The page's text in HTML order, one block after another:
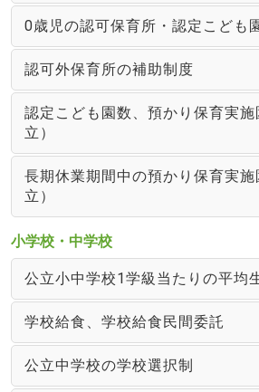
0歳児の認可保育所・認定こども
認可外保育所の補助制度
認定こども園数、預かり保育実
立）
長期休業期間中の預かり保育実
立）
小学校・中学校
公立小中学校1学級当たりの平均
学校給食、学校給食民間委託
公立中学校の学校選択制